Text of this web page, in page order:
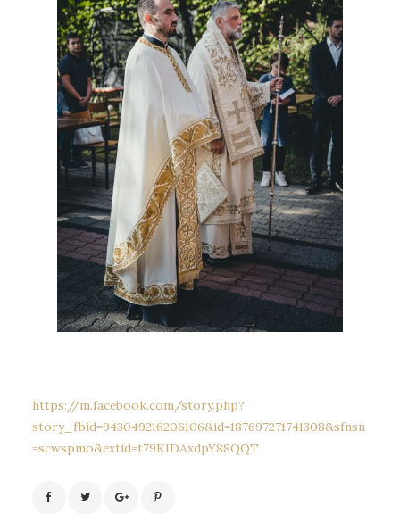
https://m.facebook.com/story.php?
story_fbid=943049216206106&id=187697271741308&sfnsn
=scwspmo&extid=t79KIDAxdpY88QQT